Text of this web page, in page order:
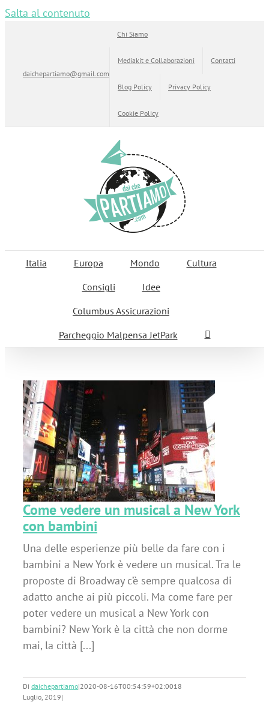
Salta al contenuto
daichepartiamo@gmail.com
Chi Siamo
Mediakit e Collaborazioni Contatti
Blog Policy Privacy Policy
Cookie Policy
Italia Europa Mondo
Cultura
Consigli
Idee
Columbus Assicurazioni
Parcheggio Malpensa JetPark
Come vedere un musical a New York
con bambini
Una delle esperienze più belle da fare con i
bambini a New York è vedere un musical. Tra le
proposte di Broadway c’è sempre qualcosa di
adatto anche ai più piccoli. Ma come fare per
poter vedere un musical a New York con
bambini? New York è la città che non dorme
mai, la città [...]
Di daichepartiamo|2020-08-16T00:54:59+02:0018
Luglio, 2019|